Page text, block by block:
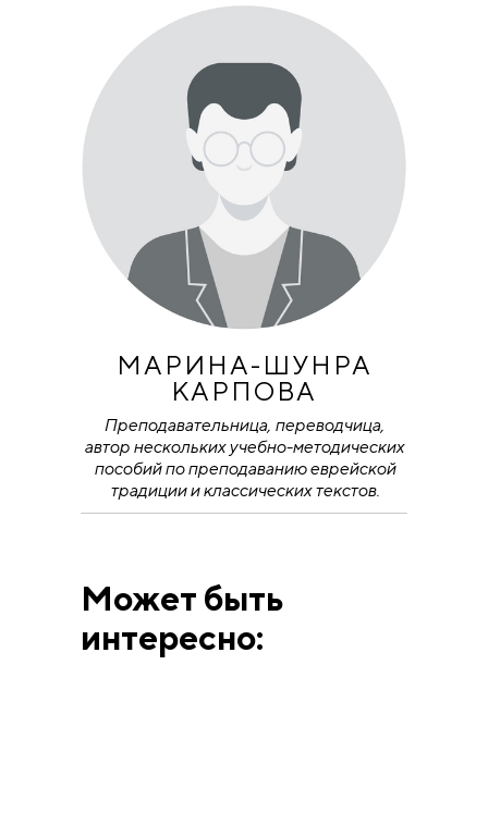
МАРИНА-ШУНРА
КАРПОВА
Преподавательница, переводчица,
автор нескольких учебно-методических
пособий по преподаванию еврейской
традиции и классических текстов.
Может быть
интересно: